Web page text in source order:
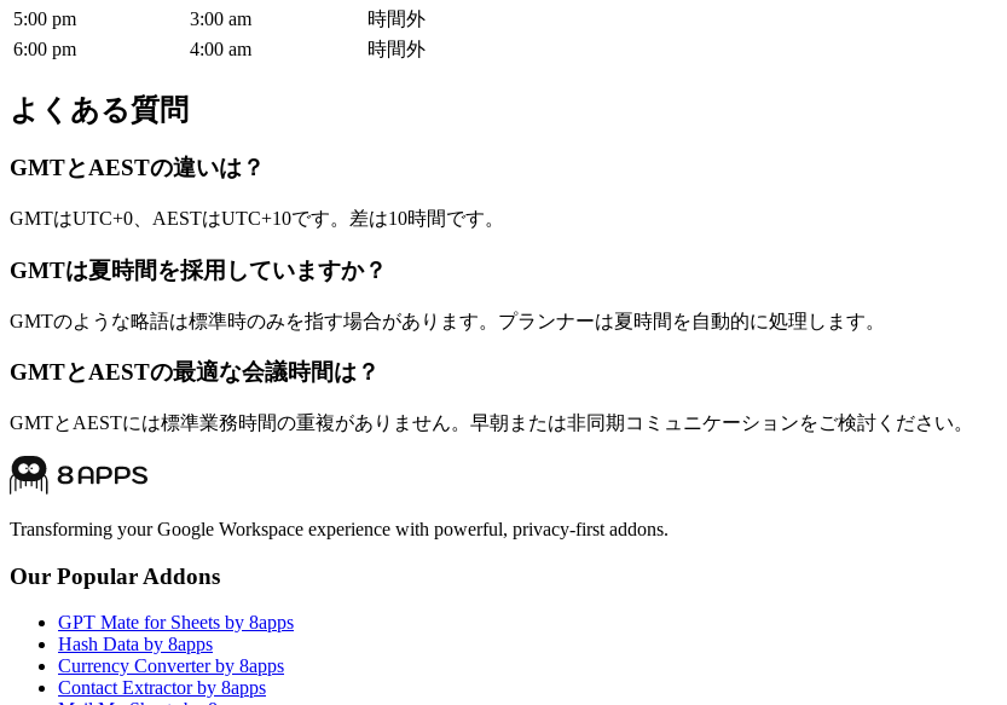
5:00 pm 3:00 am
時間外
6:00 pm 4:00 am 時間外
よくある質問
GMTとAESTの違いは？
GMTはUTC+0、AESTはUTC+10です。差は10時間です。
GMTは夏時間を採用していますか？
GMTのような略語は標準時のみを指す場合があります。プランナーは夏時間を自動的に処理します。
GMTとAESTの最適な会議時間は？
GMTとAESTには標準業務時間の重複がありません。早朝または非同期コミュニケーションをご検討ください。
Transforming your Google Workspace experience with powerful, privacy-first addons.
Our Popular Addons
GPT Mate for Sheets by 8apps
Hash Data by 8apps
Currency Converter by 8apps
Contact Extractor by 8apps